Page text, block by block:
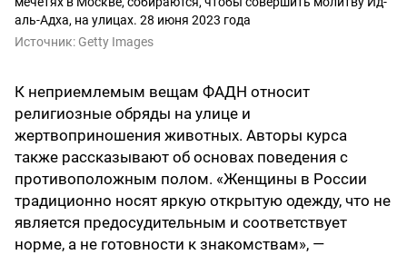
аль-Адха, на улицах. 28 июня 2023 года
Источник: Getty Images
К неприемлемым вещам ФАДН относит
религиозные обряды на улице и
жертвоприношения животных. Авторы курса
также рассказывают об основах поведения с
противоположным полом. «Женщины в России
традиционно носят яркую открытую одежду, что не
является предосудительным и соответствует
норме, а не готовности к знакомствам», —